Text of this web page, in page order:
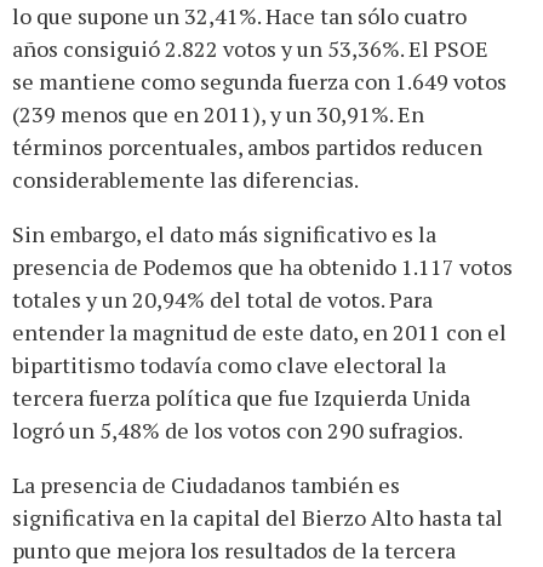
lo que supone un 32,41%. Hace tan sólo cuatro
años consiguió 2.822 votos y un 53,36%. El PSOE
se mantiene como segunda fuerza con 1.649 votos
(239 menos que en 2011), y un 30,91%. En
términos porcentuales, ambos partidos reducen
considerablemente las diferencias.
Sin embargo, el dato más significativo es la
presencia de Podemos que ha obtenido 1.117 votos
totales y un 20,94% del total de votos. Para
entender la magnitud de este dato, en 2011 con el
bipartitismo todavía como clave electoral la
tercera fuerza política que fue Izquierda Unida
logró un 5,48% de los votos con 290 sufragios.
La presencia de Ciudadanos también es
significativa en la capital del Bierzo Alto hasta tal
punto que mejora los resultados de la tercera